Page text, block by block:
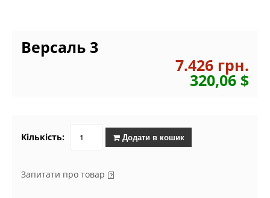
Версаль 3
7.426 грн.
320,06 $
Кількість: Додати в кошик
Запитати про товар